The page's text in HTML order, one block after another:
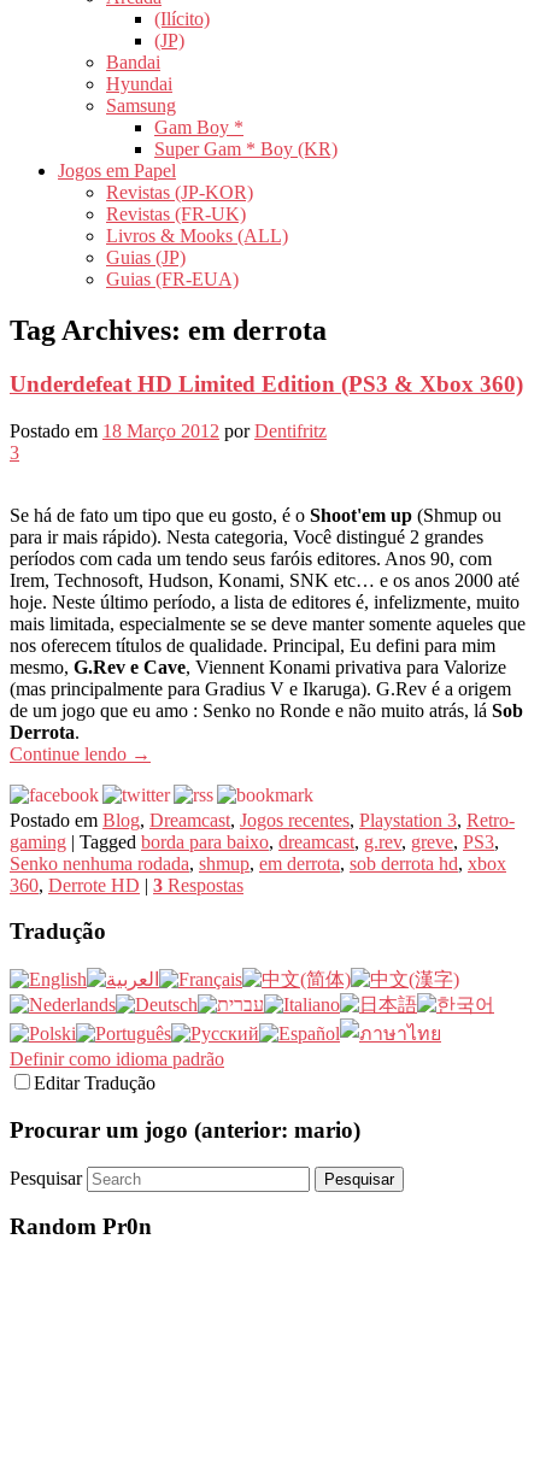
(Ilícito)
(JP)
Bandai
Hyundai
Samsung
Gam Boy *
Super Gam * Boy (KR)
Jogos em Papel
Revistas (JP-KOR)
Revistas (FR-UK)
Livros & Mooks (ALL)
Guias (JP)
Guias (FR-EUA)
Tag Archives: em derrota
Underdefeat HD Limited Edition (PS3 & Xbox 360)
Postado em 18 Março 2012 porDentifritz
3
Se há de fato um tipo que eu gosto, é o Shoot'em up (Shmup ou
para ir mais rápido). Nesta categoria, Você distingué 2 grandes
períodos com cada um tendo seus faróis editores. Anos 90, com
Irem, Technosoft, Hudson, Konami, SNK etc… e os anos 2000 até
hoje. Neste último período, a lista de editores é, infelizmente, muito
mais limitada, especialmente se se deve manter somente aqueles que
nos oferecem títulos de qualidade. Principal, Eu defini para mim
mesmo, G.Rev e Cave, Viennent Konami privativa para Valorize
(mas principalmente para Gradius V e Ikaruga). G.Rev é a origem
de um jogo que eu amo : Senko no Ronde e não muito atrás, lá Sob
Derrota.
Continue lendo →
Postado em Blog, Dreamcast, Jogos recentes, Playstation 3, Retro-
gaming | Tagged borda para baixo, dreamcast, g.rev, greve, PS3,
Senko nenhuma rodada, shmup, em derrota, sob derrota hd, xbox
360, Derrote HD | 3 Respostas
Tradução
Definir como idioma padrão
Editar Tradução
Procurar um jogo (anterior: mario)
Pesquisar
Random Pr0n